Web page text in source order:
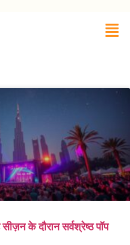
के दौरान सर्वश्रेष्ठ पॉप